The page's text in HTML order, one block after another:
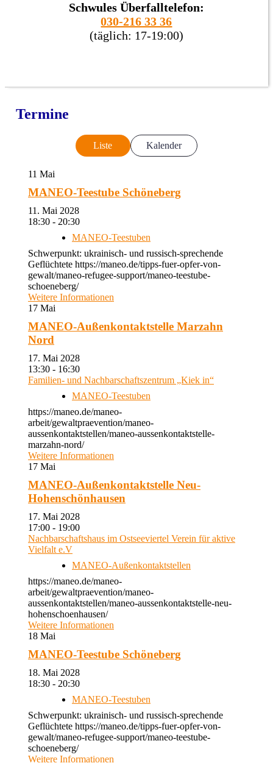
Schwules Überfalltelefon:
030-216 33 36
(täglich: 17-19:00)
Termine
Liste Kalender
11 Mai
MANEO-Teestube Schöneberg
11. Mai 2028
18:30 - 20:30
MANEO-Teestuben
Schwerpunkt: ukrainisch- und russisch-sprechende
Geflüchtete https://maneo.de/tipps-fuer-opfer-von-
gewalt/maneo-refugee-support/maneo-teestube-
schoeneberg/
Weitere Informationen
17 Mai
MANEO-Außenkontaktstelle Marzahn
Nord
17. Mai 2028
13:30 - 16:30
Familien- und Nachbarschaftszentrum „Kiek in“
MANEO-Teestuben
https://maneo.de/maneo-
arbeit/gewaltpraevention/maneo-
aussenkontaktstellen/maneo-aussenkontaktstelle-
marzahn-nord/
Weitere Informationen
17 Mai
MANEO-Außenkontaktstelle Neu-
Hohenschönhausen
17. Mai 2028
17:00 - 19:00
Nachbarschaftshaus im Ostseeviertel Verein für aktive
Vielfalt e.V
MANEO-Außenkontaktstellen
https://maneo.de/maneo-
arbeit/gewaltpraevention/maneo-
aussenkontaktstellen/maneo-aussenkontaktstelle-neu-
hohenschoenhausen/
Weitere Informationen
18 Mai
MANEO-Teestube Schöneberg
18. Mai 2028
18:30 - 20:30
MANEO-Teestuben
Schwerpunkt: ukrainisch- und russisch-sprechende
Geflüchtete https://maneo.de/tipps-fuer-opfer-von-
gewalt/maneo-refugee-support/maneo-teestube-
schoeneberg/
Weitere Informationen